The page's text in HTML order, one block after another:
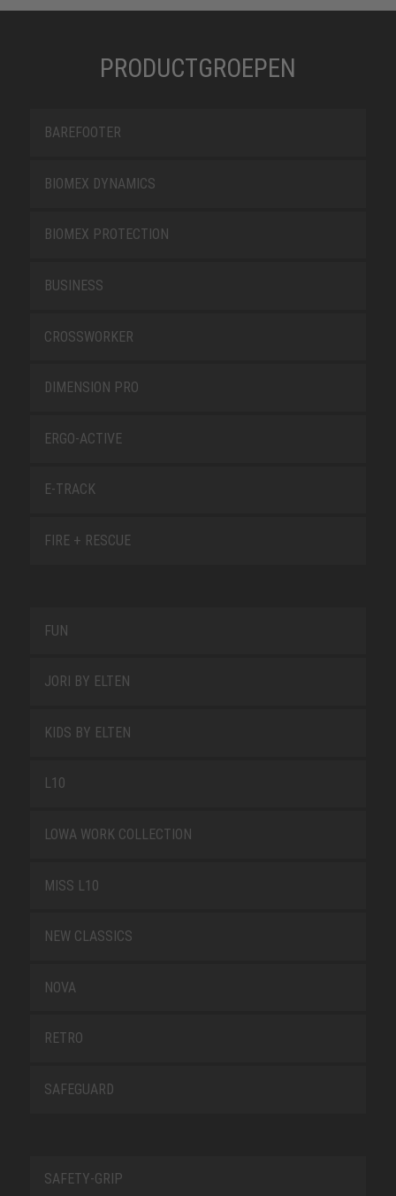
PRODUCTGROEPEN
BAREFOOTER
BIOMEX DYNAMICS
BIOMEX PROTECTION
BUSINESS
CROSSWORKER
DIMENSION PRO
ERGO-ACTIVE
E-TRACK
FIRE + RESCUE
FUN
JORI BY ELTEN
KIDS BY ELTEN
L10
LOWA WORK COLLECTION
MISS L10
NEW CLASSICS
NOVA
RETRO
SAFEGUARD
SAFETY-GRIP